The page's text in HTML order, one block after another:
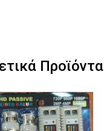
Προϊόντα